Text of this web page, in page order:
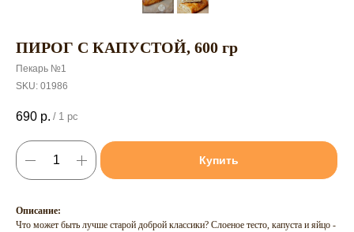
ПИРОГ С КАПУСТОЙ, 600 гр
Пекарь №1
SKU: 01986
690 р. / 1 pc
Купить
Описание:
Что может быть лучше старой доброй классики? Слоеное тесто, капуста и яйцо -